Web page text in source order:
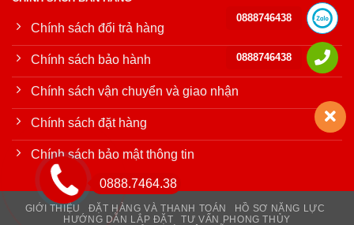
Chính sách đổi trả hàng
Chính sách bảo hành
Chính sách vận chuyển và giao nhận
Chính sách đặt hàng
Chính sách bảo mật thông tin
GIỚI THIỆU ĐẶT HÀNG VÀ THANH TOÁN
HỒ SƠ NĂNG LỰC
HƯỚNG DẪN LẮP ĐẶT
TƯ VẤN PHONG THỦY
0888.7464.38
0888746438
0888746438